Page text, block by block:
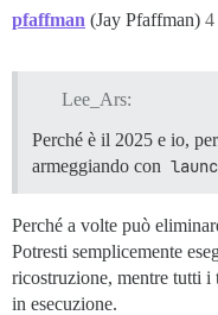
pfaffman (Jay Pfaffman) 4
Lee_Ars:
Perché è il 2025 e io,
armeggiando con
Perché a volte può
Potresti semplicemente
ricostruzione, mentre tutti i
in esecuzione.